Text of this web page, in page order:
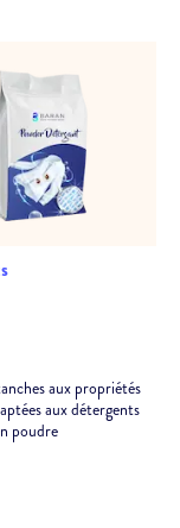
aux propriétés
aux détergents
poudre